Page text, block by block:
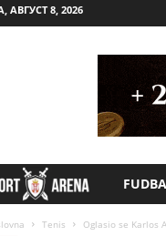
АВГУСТ 8, 2026
p
Tenis Oglasio se Karlos